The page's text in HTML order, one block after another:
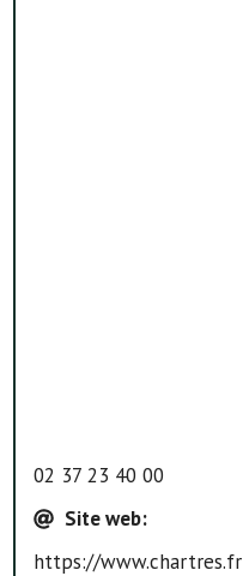
02 37 23 40 00
Site web:
https://www.chartres.fr